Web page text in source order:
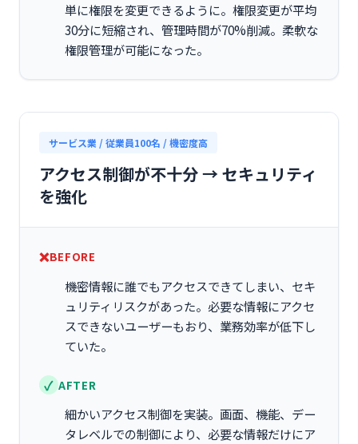
単に権限を変更できるように。権限変更が平均
30分に短縮され、管理時間が70%削減。柔軟な
権限管理が可能になった。
サービス業 / 従業員100名 / 機密度高
アクセス制御が不十分 → セキュリティ
を強化
BEFORE
機密情報に誰でもアクセスできてしまい、セキ
ュリティリスクがあった。必要な情報にアクセ
スできないユーザーもおり、業務効率が低下し
ていた。
AFTER
細かいアクセス制御を実装。画面、機能、デー
タレベルでの制御により、必要な情報だけにア